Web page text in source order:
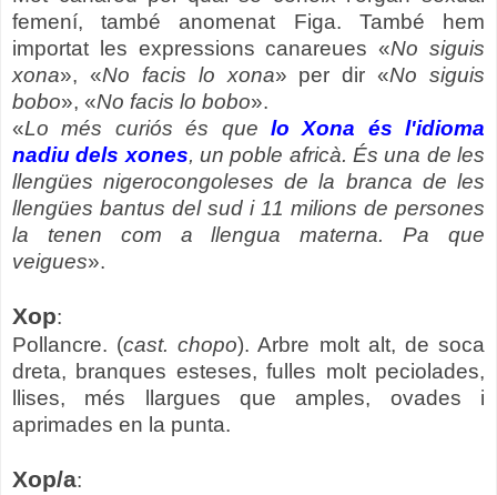
femení, també anomenat Figa. També hem
importat les expressions canareues «No siguis
xona», «No facis lo xona» per dir «No siguis
bobo», «No facis lo bobo».
«Lo més curiós és que lo Xona és l'idioma
nadiu dels xones, un poble africà. És una de les
llengües nigerocongoleses de la branca de les
llengües bantus del sud i 11 milions de persones
la tenen com a llengua materna. Pa que
veigues».
Xop:
Pollancre. (cast. chopo). Arbre molt alt, de soca
dreta, branques esteses, fulles molt peciolades,
llises, més llargues que amples, ovades i
aprimades en la punta.
Xop/a: